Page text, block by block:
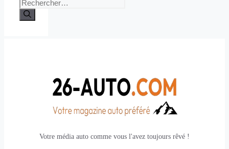
Votre média auto comme vous l'avez toujours rêvé !